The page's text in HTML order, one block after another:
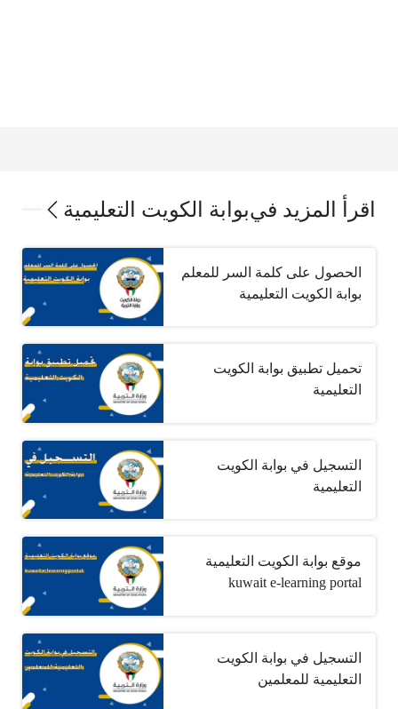
اقرأ المزيد فيبوابة الكويت التعليمية
الحصول على كلمة السر للمعلم
بوابة الكويت التعليمية
تحميل تطبيق بوابة الكويت
التعليمية
التسجيل في بوابة الكويت
التعليمية
موقع بوابة الكويت التعليمية
kuwait e-learning portal
التسجيل في بوابة الكويت
التعليمية للمعلمين